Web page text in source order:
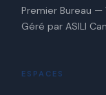
Premier Bureau
Géré par ASILI
ESPACES